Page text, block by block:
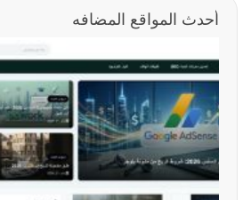
أحدث المواقع المضافه